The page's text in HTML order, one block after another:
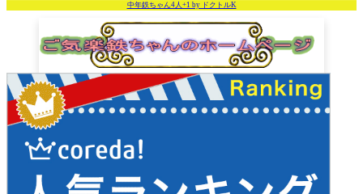
中年鉄ちゃん4人+1 by ドクトルK